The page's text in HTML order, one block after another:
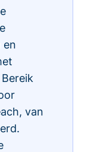
en
van